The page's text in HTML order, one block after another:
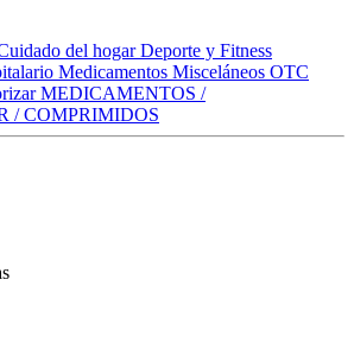
del hogar Deporte y Fitness
Medicamentos Misceláneos OTC
MEDICAMENTOS /
/ COMPRIMIDOS